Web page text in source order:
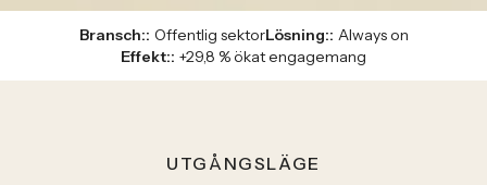
Bransch:: Offentlig sektorLösning:: Always on
Effekt:: +29,8 % ökat engagemang
UTGÅNGSLÄGE